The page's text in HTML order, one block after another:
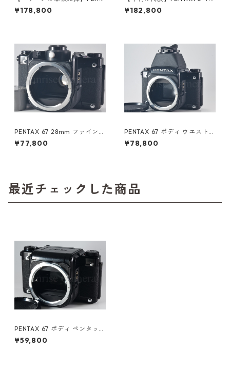
AX 6×7 TTL 後期型 / Super M
ulti Coated TAKUMAR 6X7 1
¥178,800
前期型 アイレベル オーバーホ
ール済 / SUPER TAKUMAR 6×
¥182,800
PENTAX 67 28mm ファインダ
ー改造 無電源 吸引改造済 長時
間露出 夜景 星景 ペンタックス
¥77,800
PENTAX 67 ボディ ウエストレ
ベルファインダー 無電源 吸引
改造済 吸引ポンプ付 ペンタッ
¥78,800
最近チェックした商品
PENTAX 67 ボディ ペンタック
ス (61175)
¥59,800